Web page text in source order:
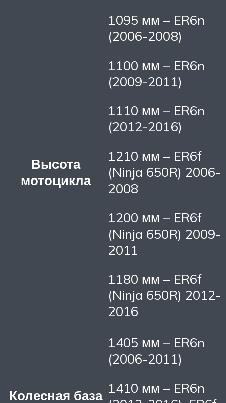
Высота
мотоцикла
1095 мм – ER6n
(2006-2008)
1100 мм – ER6n
(2009-2011)
1110 мм – ER6n
(2012-2016)
1210 мм – ER6f
(Ninja 650R) 2006-
2008
1200 мм – ER6f
(Ninja 650R) 2009-
2011
1180 мм – ER6f
(Ninja 650R) 2012-
2016
Колесная база
1405 мм – ER6n
(2006-2011)
1410 мм – ER6n